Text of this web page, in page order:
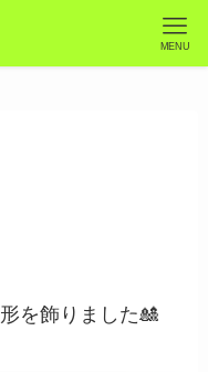
MENU
を飾りました🎎